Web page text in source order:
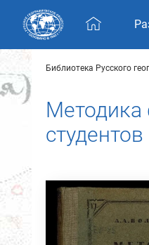
Skip navigation
Библиотека Русского
Методика